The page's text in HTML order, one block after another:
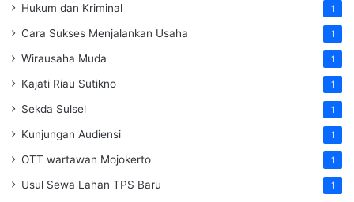
Hukum dan Kriminal 1
Cara Sukses Menjalankan Usaha 1
Wirausaha Muda 1
Kajati Riau Sutikno 1
Sekda Sulsel 1
Kunjungan Audiensi 1
OTT wartawan Mojokerto 1
Usul Sewa Lahan TPS Baru 1